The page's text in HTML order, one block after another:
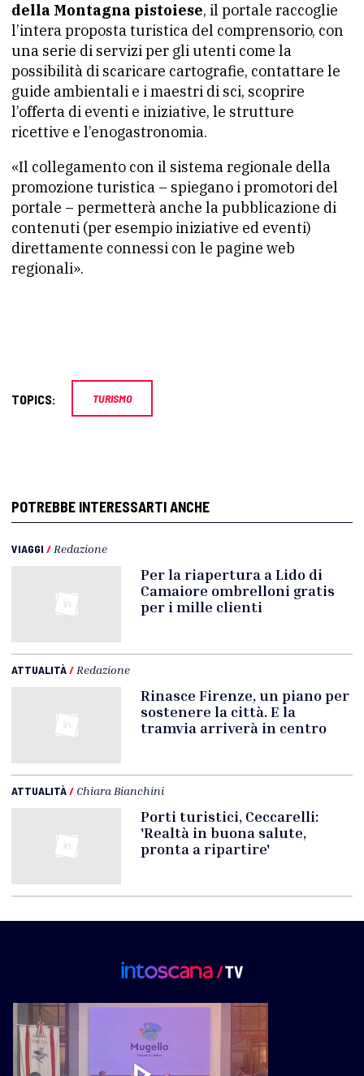
della Montagna pistoiese, il portale raccoglie
l’intera proposta turistica del comprensorio, con
una serie di servizi per gli utenti come la
possibilità di scaricare cartografie, contattare le
guide ambientali e i maestri di sci, scoprire
l’offerta di eventi e iniziative, le strutture
ricettive e l’enogastronomia.
«Il collegamento con il sistema regionale della
promozione turistica – spiegano i promotori del
portale – permetterà anche la pubblicazione di
contenuti (per esempio iniziative ed eventi)
direttamente connessi con le pagine web
regionali».
TOPICS: TURISMO
POTREBBE INTERESSARTI ANCHE
VIAGGI / Redazione
Per la riapertura a Lido di
Camaiore ombrelloni gratis
per i mille clienti
ATTUALITÀ/ Redazione
Rinasce Firenze, un piano per
sostenere la città. E la
tramvia arriverà in centro
ATTUALITÀ/ Chiara Bianchini
Porti turistici, Ceccarelli:
'Realtà in buona salute,
pronta a ripartire'